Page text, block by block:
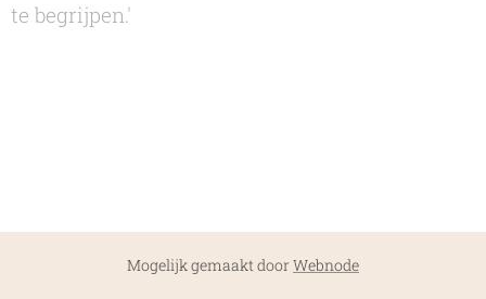
te begrijpen.'
Mogelijk gemaakt doorWebnode